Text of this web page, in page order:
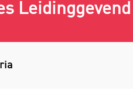
Leidinggevend